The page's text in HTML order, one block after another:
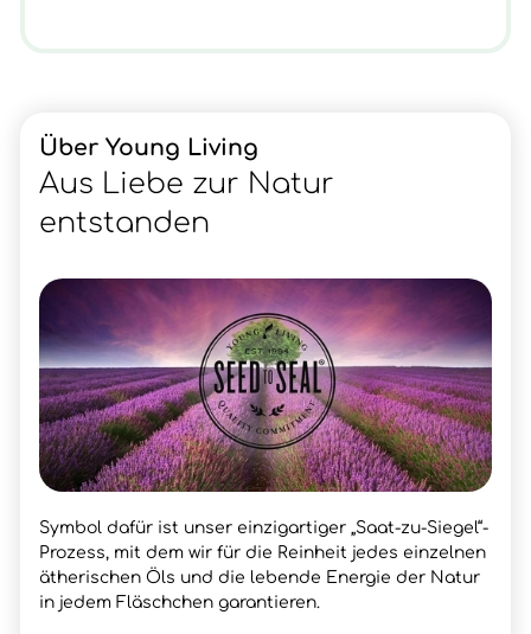
Über Young Living
Aus Liebe zur Natur
entstanden
Symbol dafür ist unser einzigartiger „Saat-zu-Siegel“-
Prozess, mit dem wir für die Reinheit jedes einzelnen
ätherischen Öls und die lebende Energie der Natur
in jedem Fläschchen garantieren.